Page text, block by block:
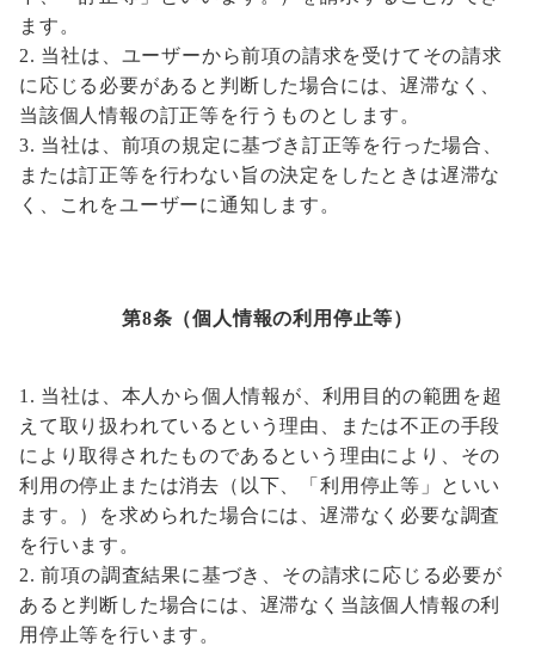
ます。
当社は、ユーザーから前項の請求を受けてその請求
に応じる必要があると判断した場合には、遅滞なく、
当該個人情報の訂正等を行うものとします。
当社は、前項の規定に基づき訂正等を行った場合、
または訂正等を行わない旨の決定をしたときは遅滞な
く、これをユーザーに通知します。
第8条（個人情報の利用停止等）
当社は、本人から個人情報が、利用目的の範囲を超
えて取り扱われているという理由、または不正の手段
により取得されたものであるという理由により、その
利用の停止または消去（以下、「利用停止等」といい
ます。）を求められた場合には、遅滞なく必要な調査
を行います。
前項の調査結果に基づき、その請求に応じる必要が
あると判断した場合には、遅滞なく当該個人情報の利
用停止等を行います。